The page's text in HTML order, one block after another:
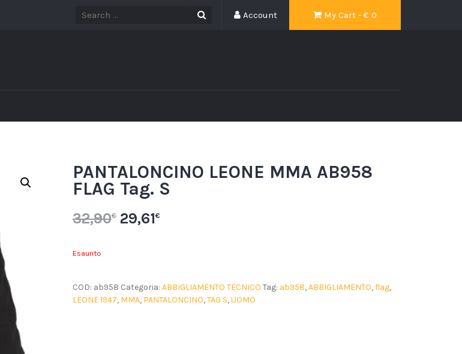
My Cart - € 0
Account
PANTALONCINO LEONE MMA AB958
FLAG Tag. S
32,90€ 29,61€
Esaurito
COD: ab958 Categoria: ABBIGLIAMENTO TECNICO Tag: ab958,ABBIGLIAMENTO,flag,
LEONE 1947, MMA, PANTALONCINO,TAG S,UOMO